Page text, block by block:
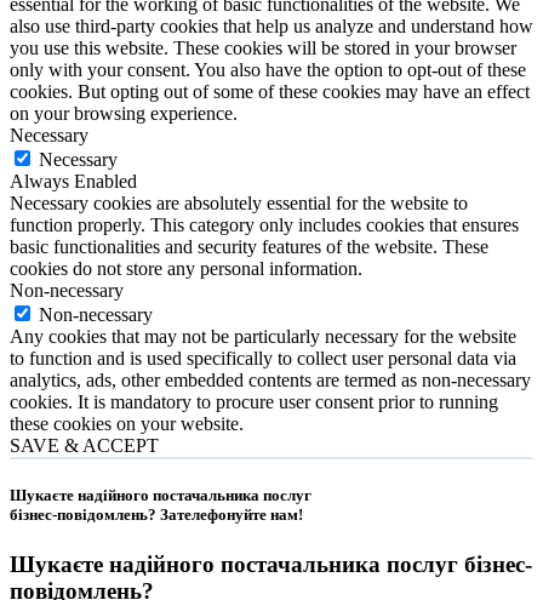
essential for the working of basic functionalities of the website. We
also use third-party cookies that help us analyze and understand how
you use this website. These cookies will be stored in your browser
only with your consent. You also have the option to opt-out of these
cookies. But opting out of some of these cookies may have an effect
on your browsing experience.
Necessary
Necessary
Always Enabled
Necessary cookies are absolutely essential for the website to
function properly. This category only includes cookies that ensures
basic functionalities and security features of the website. These
cookies do not store any personal information.
Non-necessary
Non-necessary
Any cookies that may not be particularly necessary for the website
to function and is used specifically to collect user personal data via
analytics, ads, other embedded contents are termed as non-necessary
cookies. It is mandatory to procure user consent prior to running
these cookies on your website.
SAVE & ACCEPT
Шукаєте надійного постачальника послуг
бізнес-повідомлень? Зателефонуйте нам!
Шукаєте надійного постачальника послуг бізнес-
повідомлень?